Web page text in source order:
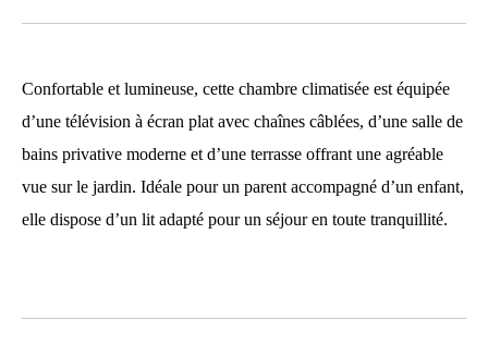
Confortable et lumineuse, cette chambre climatisée est équipée
d’une télévision à écran plat avec chaînes câblées, d’une salle de
bains privative moderne et d’une terrasse offrant une agréable
vue sur le jardin. Idéale pour un parent accompagné d’un enfant,
elle dispose d’un lit adapté pour un séjour en toute tranquillité.